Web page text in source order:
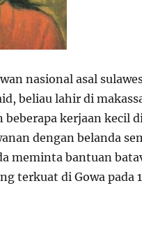
nasional asal
beliau lahir di
beberapa kerjaan kecil
dengan belanda
meminta bantuan
terkuat di Gowa pada